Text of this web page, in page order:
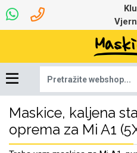
Maskice, kaljena
oprema za Mi A1
Dinamo maskice za
mobitel
Robotski usisavači
Najprodavanije -
TOP 100
Ljetna kolekcija
Univerzalna oprema
za tablet
7.0 - 8.0 inča
Igračke i ostalo
Selfie Stick
Punjači
Mikrofoni
Pametni Satovi
Auto Kamere
Podloga za miš
Ruksaci i torbice